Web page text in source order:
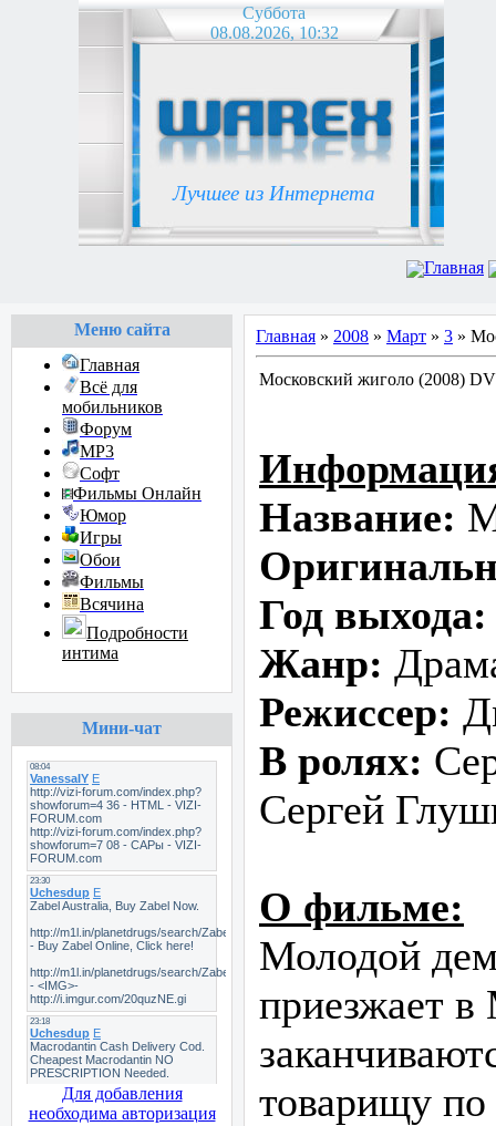
Суббота
08.08.2026, 10:32
Лучшее из Интернета
Главная
Меню сайта
Главная
Всё для
мобильников
Форум
MP3
Софт
Фильмы Онлайн
Юмор
Игры
Обои
Фильмы
Всячина
Подробности
интима
Мини-чат
Для добавления
необходима авторизация
Главная » 2008 » Март » 3 »
Московский жиголо (2008)
Название:
Год выхода:
Жанр:
Режиссер:
В ролях:
Сергей
О фильме:
Молодой
приезжает в
товарищу